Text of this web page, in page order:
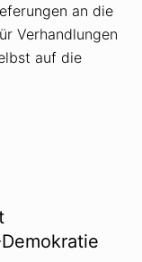
an die
Verhandlungen
auf die